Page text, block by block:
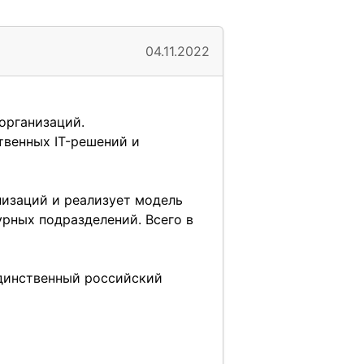
04.11.2022
IT-решений и
и реализует модель
подразделений. Всего в
российский